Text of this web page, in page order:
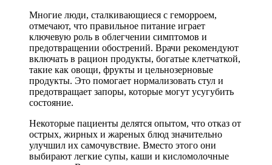
Многие люди, сталкивающиеся с геморроем,
отмечают, что правильное питание играет
ключевую роль в облегчении симптомов и
предотвращении обострений. Врачи рекомендуют
включать в рацион продукты, богатые клетчаткой,
такие как овощи, фрукты и цельнозерновые
продукты. Это помогает нормализовать стул и
предотвращает запоры, которые могут усугубить
состояние.
Некоторые пациенты делятся опытом, что отказ от
острых, жирных и жареных блюд значительно
улучшил их самочувствие. Вместо этого они
выбирают легкие супы, каши и кисломолочные